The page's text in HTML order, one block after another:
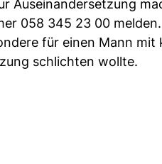
Auseinandersetzung
058 345 23 00 melden.
für einen Mann
schlichten wollte.